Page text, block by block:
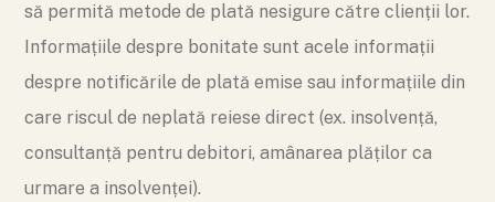
să permită metode de plată nesigure către clienții lor.
Informațiile despre bonitate sunt acele informații
despre notificările de plată emise sau informațiile din
care riscul de neplată reiese direct (ex. insolvență,
consultanță pentru debitori, amânarea plăților ca
urmare a insolvenței).